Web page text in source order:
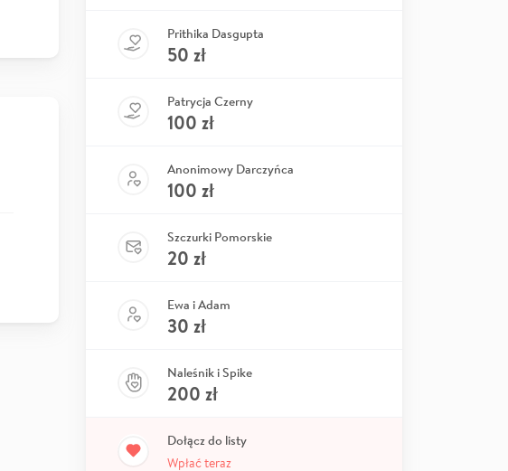
Prithika Dasgupta
50 zł
Patrycja Czerny
100 zł
Anonimowy Darczyńca
100 zł
Szczurki Pomorskie
20 zł
Ewa i Adam
30 zł
Naleśnik i Spike
200 zł
Dołącz do listy
Wpłać teraz